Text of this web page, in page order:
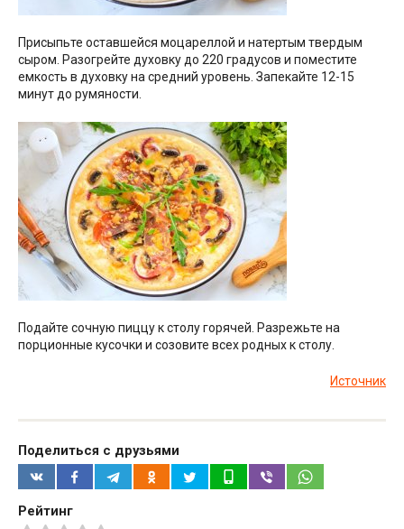
Присыпьте оставшейся моцареллой и натертым твердым
сыром. Разогрейте духовку до 220 градусов и поместите
емкость в духовку на средний уровень. Запекайте 12-15
минут до румяности.
Подайте сочную пиццу к столу горячей. Разрежьте на
порционные кусочки и созовите всех родных к столу.
Источник
Поделиться с друзьями
Рейтинг